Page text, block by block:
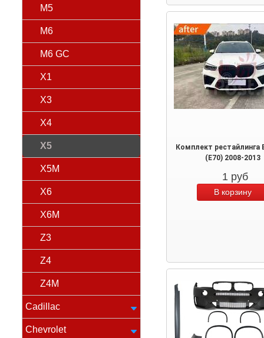
M5
M6
M6 GC
X1
X3
X4
X5
X5M
X6
X6M
Z3
Z4
Z4M
Cadillac
Chevrolet
Комплект рестайлинга
(E70) 2008-2013
1 руб